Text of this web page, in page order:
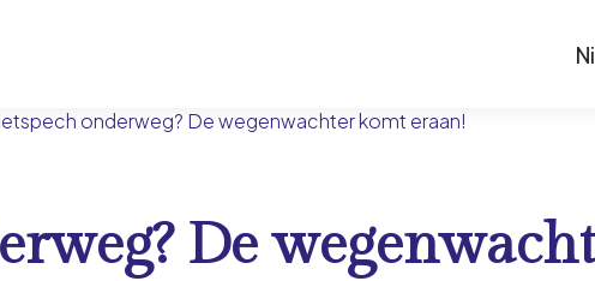
onderweg? De wegenwachter komt eraan!
De